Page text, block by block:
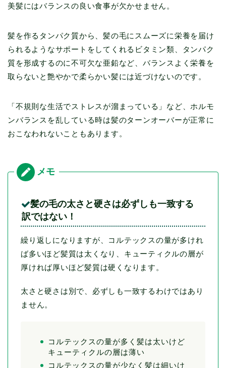
美髪にはバランスの良い食事が欠かせません。
髪を作るタンパク質から、髪の毛にスムーズに栄養を届け
られるようなサポートをしてくれるビタミン類、タンパク
質を形成するのに不可欠な亜鉛など、バランスよく栄養を
取らないと艶やかで柔らかい髪には近づけないのです。
「不規則な生活でストレスが溜まっている」など、ホルモ
ンバランスを乱している時は髪のターンオーバーが正常に
おこなわれないこともあります。
髪の毛の太さと硬さは必ずしも一致する
訳ではない！
繰り返しになりますが、コルテックスの量が多けれ
ば多いほど髪質は太くなり、キューティクルの層が
厚ければ厚いほど髪質は硬くなります。
太さと硬さは別で、必ずしも一致するわけではあり
ません。
コルテックスの量が多く髪は太いけど
キューティクルの層は薄い
コルテックスの量が少なく髪は細いけ